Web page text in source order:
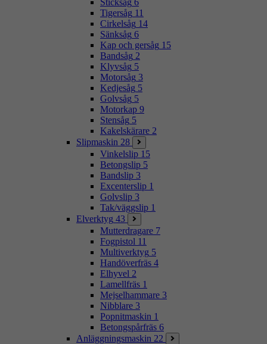
Tigersåg 11
Cirkelsåg 14
Sänksåg 6
Kap och gersåg 15
Bandsåg 2
Klyvsåg 5
Motorsåg 3
Kedjesåg 5
Golvsåg 5
Motorkap 9
Stensåg 5
Kakelskärare 2
Slipmaskin 28
Vinkelslip 15
Betongslip 5
Bandslip 3
Excenterslip 1
Golvslip 3
Tak/väggslip 1
Elverktyg 43
Mutterdragare 7
Fogpistol 11
Multiverktyg 5
Handöverfräs 4
Elhyvel 2
Lamellfräs 1
Mejselhammare 3
Nibblare 3
Popnitmaskin 1
Betongspårfräs 6
Anläggningsmaskin 22